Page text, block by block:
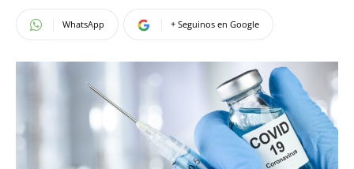
WhatsApp + Seguinos en Google